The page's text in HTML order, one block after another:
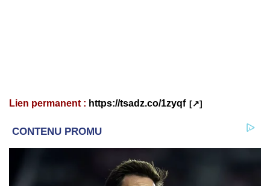
Lien permanent : https://tsadz.co/1zyqf